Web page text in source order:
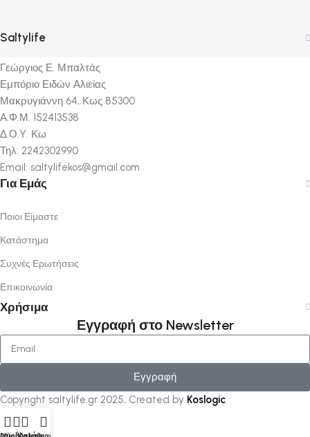
Saltylife
Γεώργιος Ε. Μπαλτάς
Εμπόριο Ειδών Αλιείας
Μακρυγιάννη 64, Κως 85300
Α.Φ.Μ. 152413538
Δ.Ο.Υ. Κω
Τηλ: 2242302990
Email: saltylifekos@gmail.com
Για Εμάς
Ποιοι Είμαστε
Κατάστημα
Συχνές Ερωτήσεις
Επικοινωνία
Χρήσιμα
Εγγραφή στο Newsletter
Εγγραφή
Copyright saltylife.gr 2025, Created by Koslogic.